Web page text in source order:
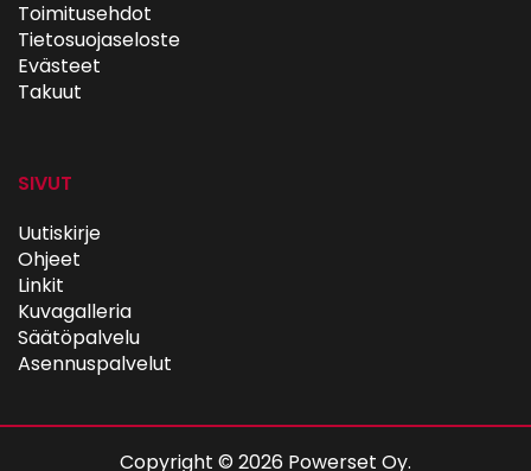
Toimitusehdot
Tietosuojaseloste
Evästeet
Takuut
SIVUT
Uutiskirje
Ohjeet
Linkit
Kuvagalleria
Säätöpalvelu
Asennuspalvelut
Copyright © 2026 Powerset Oy.